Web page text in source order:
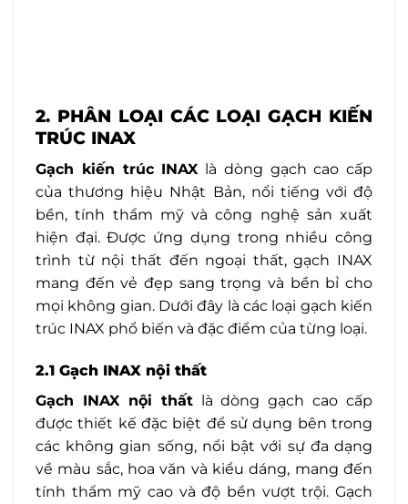
2. PHÂN LOẠI CÁC LOẠI GẠCH KIẾN
TRÚC INAX
Gạch kiến trúc INAXlà dòng gạch cao cấp
của thương hiệu Nhật Bản, nổi tiếng với độ
bền, tính thẩm mỹ và công nghệ sản xuất
hiện đại. Được ứng dụng trong nhiều công
trình từ nội thất đến ngoại thất, gạch INAX
mang đến vẻ đẹp sang trọng và bền bỉ cho
mọi không gian. Dưới đây là các loại gạch kiến
trúc INAX phổ biến và đặc điểm của từng loại.
2.1 Gạch INAX nội thất
Gạch INAX nội thấtlà dòng gạch cao cấp
được thiết kế đặc biệt để sử dụng bên trong
các không gian sống, nổi bật với sự đa dạng
về màu sắc, hoa văn và kiểu dáng, mang đến
tính thẩm mỹ cao và độ bền vượt trội. Gạch